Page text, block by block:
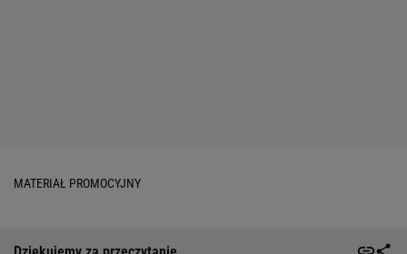
MATERIAŁ PROMOCYJNY